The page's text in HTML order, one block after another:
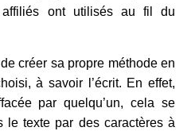
affiliés ont utilisés au fil du
créer sa propre méthode en
à savoir l’écrit. En effet,
par quelqu’un, cela se
le texte par des caractères à